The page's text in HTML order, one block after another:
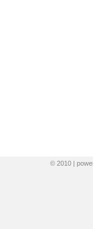
© 2010 |